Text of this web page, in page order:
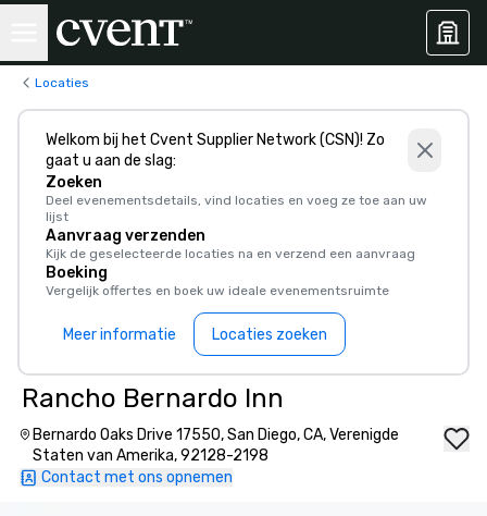
Locaties
Welkom bij het Cvent Supplier Network (CSN)! Zo
gaat u aan de slag:
Zoeken
Deel evenementsdetails, vind locaties en voeg ze toe aan uw
lijst
Aanvraag verzenden
Kijk de geselecteerde locaties na en verzend een aanvraag
Boeking
Vergelijk offertes en boek uw ideale evenementsruimte
Meer informatie Locaties zoeken
Rancho Bernardo Inn
Bernardo Oaks Drive 17550, San Diego, CA, Verenigde
Staten van Amerika, 92128-2198
Contact met ons opnemen